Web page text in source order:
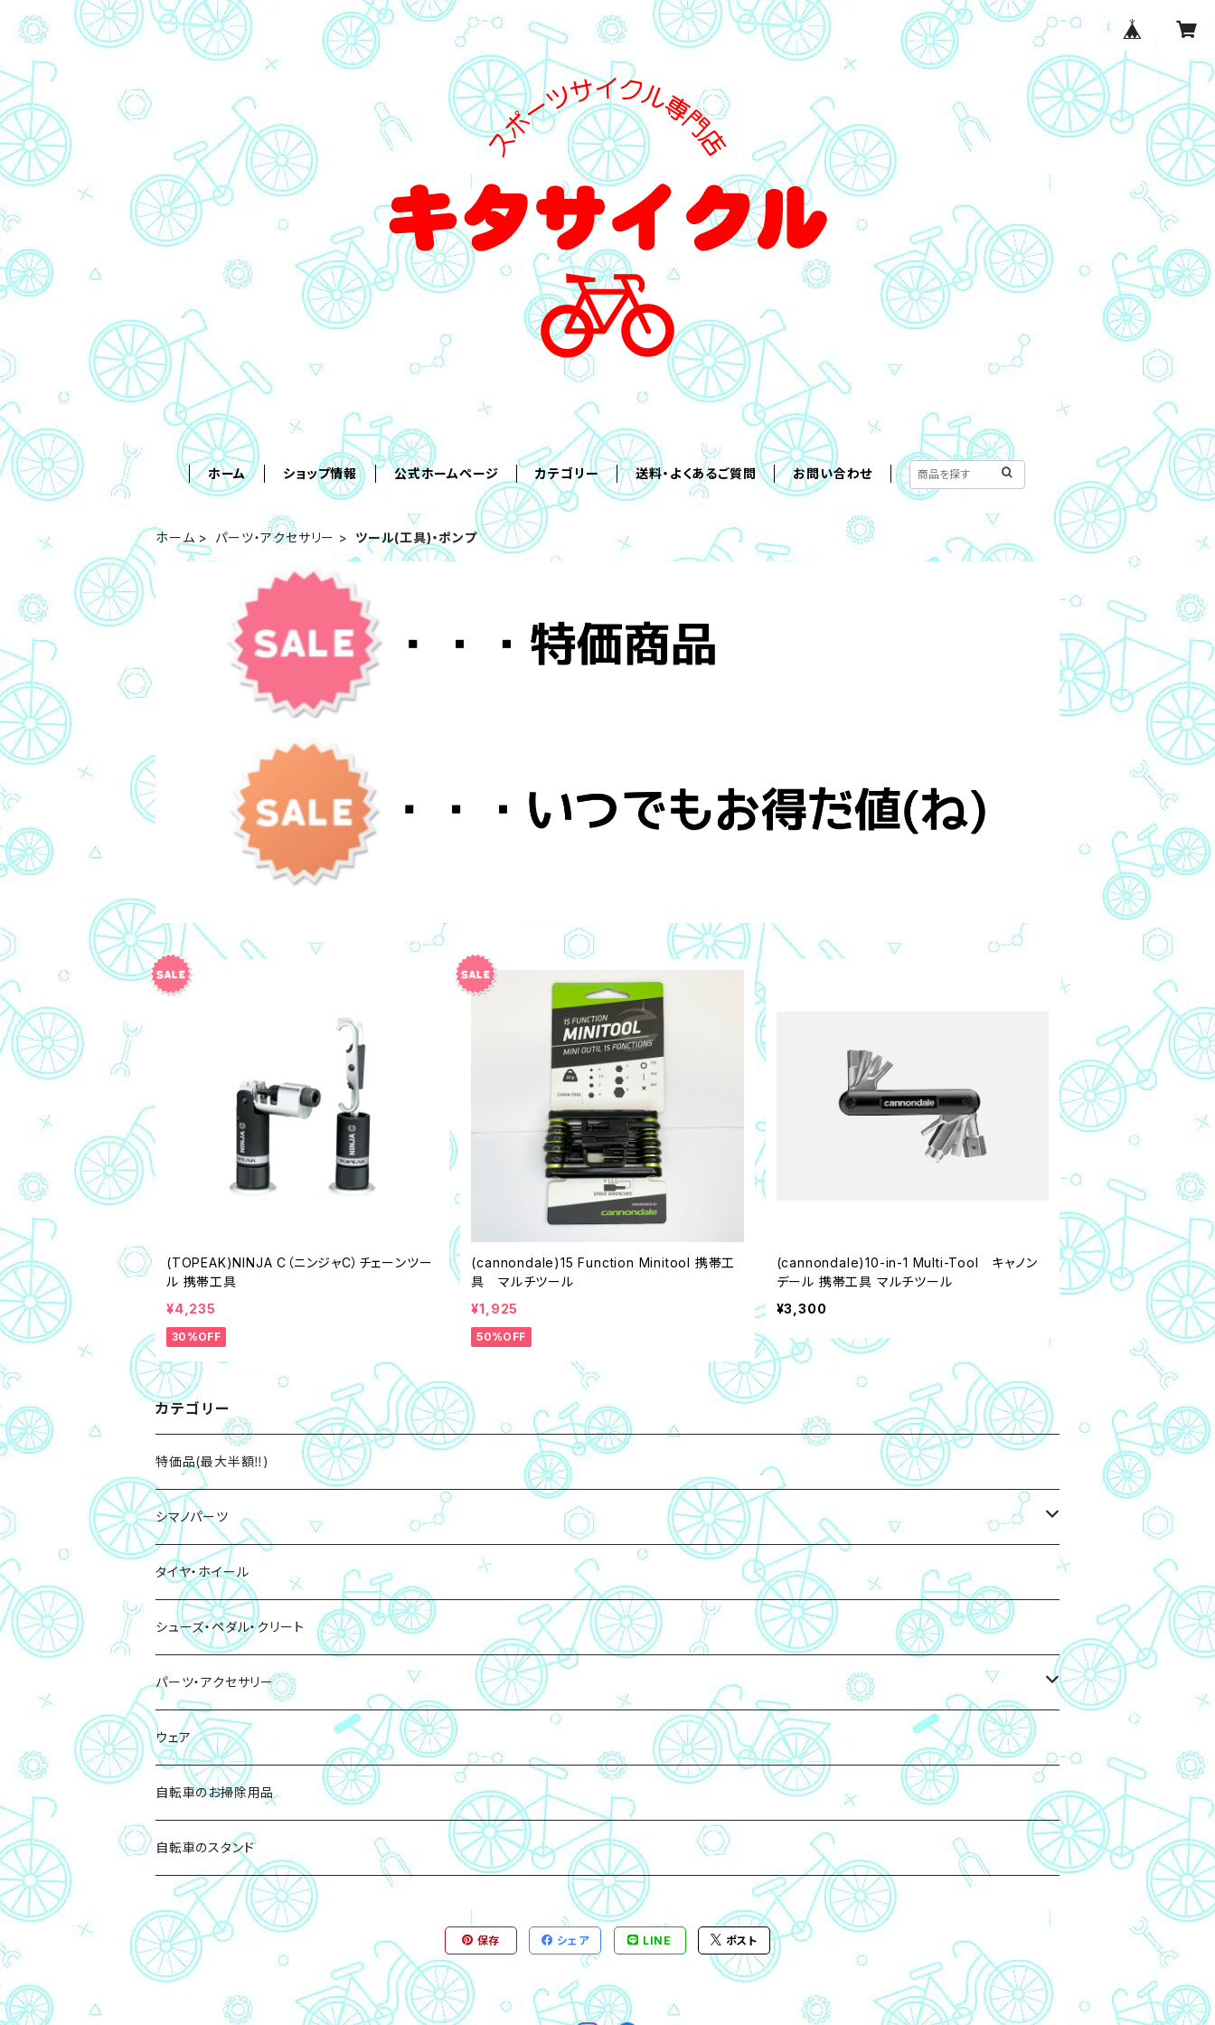
ホーム ショップ情報 公式ホームページ カテゴリー 送料・よくあるご質問 お問い合わせ
ホーム パーツ・アクセサリー ツール(工具)・ポンプ
(TOPEAK)NINJA C（ニンジャC）チェーンツー
ル 携帯工具
¥4,235
30%OFF
(cannondale)15 Function Minitool 携帯工
具 マルチツール
¥1,925
50%OFF
(cannondale)10-in-1 Multi-Tool キャノン
デール 携帯工具 マルチツール
¥3,300
カテゴリー
特価品(最大半額‼)
シマノパーツ
ブレーキパッド・ローター
ペダル・クリート
チェーン
チェーンリング
タイヤ・ホイール
シューズ・ペダル・クリート
パーツ・アクセサリー
ボトル・ボトルケージ
バッグ・サドルバッグ
ロック(鍵)
ツール(工具)・ポンプ
ライト・サイクルコンピューター関連
ウェア
自転車のお掃除用品
自転車のスタンド
保存 シェア LINE ポスト